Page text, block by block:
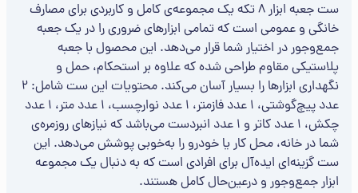
ست جعبه ابزار 8 تکه یک مجموعه‌ی کامل و کاربردی برای مصارف
خانگی و عمومی است که تمامی ابزارهای ضروری را در یک جعبه
جمع‌وجور در اختیار شما قرار می‌دهد. این محصول با جعبه
پلاستیکی مقاوم طراحی شده که علاوه بر استحکام، حمل و
نگهداری ابزارها را بسیار آسان می‌کند. محتویات این ست شامل: 2
عدد پیچ‌گوشتی، 1 عدد فازمتر، 1 عدد نوارچسب، 1 عدد متر، 1 عدد
چکش، 1 عدد کاتر و 1 عدد انبردست می‌باشد که نیازهای روزمره‌ی
شما در خانه، محل کار یا خودرو را به‌خوبی پوشش می‌دهد. این
ست گزینه‌ای ایده‌آل برای افرادی است که به دنبال یک مجموعه
ابزار جمع‌وجور و درعین‌حال کامل هستند.